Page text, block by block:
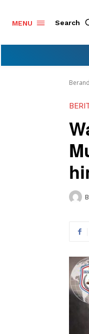
MENU Search